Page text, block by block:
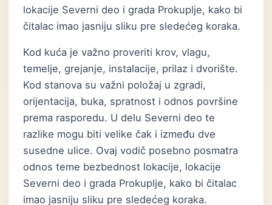
lokacije Severni deo i grada Prokuplje, kako bi
čitalac imao jasniju sliku pre sledećeg koraka.
Kod kuća je važno proveriti krov, vlagu,
temelje, grejanje, instalacije, prilaz i dvorište.
Kod stanova su važni položaj u zgradi,
orijentacija, buka, spratnost i odnos površine
prema rasporedu. U delu Severni deo te
razlike mogu biti velike čak i između dve
susedne ulice. Ovaj vodič posebno posmatra
odnos teme bezbednost lokacije, lokacije
Severni deo i grada Prokuplje, kako bi čitalac
imao jasniju sliku pre sledećeg koraka.